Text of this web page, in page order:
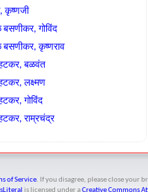
कृष्णजी
बसणीकर, गोविंद
बसणीकर, कृष्णराव
बळवंत
लक्ष्मण
गोविंद
राम्रचंद्र
of Service. If you disagree, please close your